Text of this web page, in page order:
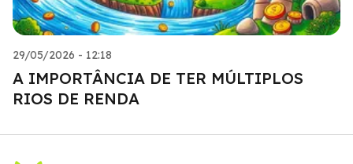
29/05/2026 - 12:18
A IMPORTÂNCIA DE TER MÚLTIPLOS
RIOS DE RENDA